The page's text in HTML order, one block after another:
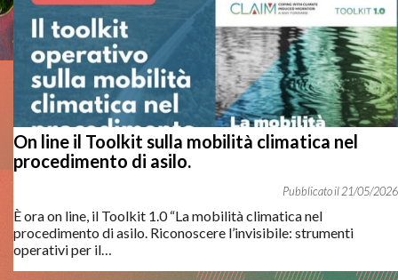
Vai al webinar
permesso di soggiorno. Possibilità di rinnovo e
conversionedel 28 gennaio 2026. L'incontro offre un quadro
generale e le nozioni di base sulle vie di ingresso legale in
Italia, accesso e tutela dei diritti fondamentali e regolarità del
On line il Toolkit sulla mobilità climatica nel
procedimento di asilo.
21/05/2026
È ora on line, il Toolkit 1.0 “La mobilità climatica nel
procedimento di asilo. Riconoscere l’invisibile: strumenti
operativi per il…